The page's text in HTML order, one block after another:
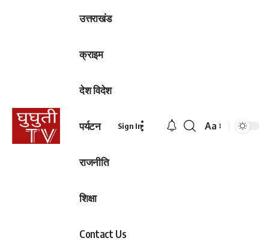
उत्तराखंड
क्राइम
देश विदेश
पर्यटन
राजनीति
शिक्षा
Contact Us
Sign In
Font
Aa